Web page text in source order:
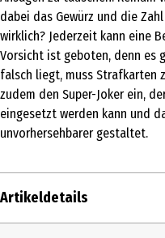
dabei das Gewürz und die
wirklich? Jederzeit kann eine
Vorsicht ist geboten, denn es
falsch liegt, muss Strafkarten
zudem den Super-Joker ein,
eingesetzt werden kann und
unvorhersehbarer gestaltet.
Artikeldetails